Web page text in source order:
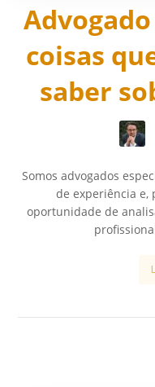
coisas
saber
Somos advogados
de experiência e,
oportunidade de